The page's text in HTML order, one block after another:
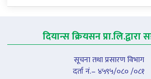
दियान्स क्रियसन प्रा.लि.द्वारा
सूचना तथा प्रसारण विभाग
दर्ता नं.– ४५९५/०८० /०८१